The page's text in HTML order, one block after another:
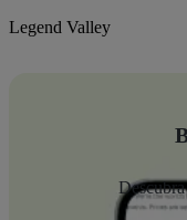
Legend Valley